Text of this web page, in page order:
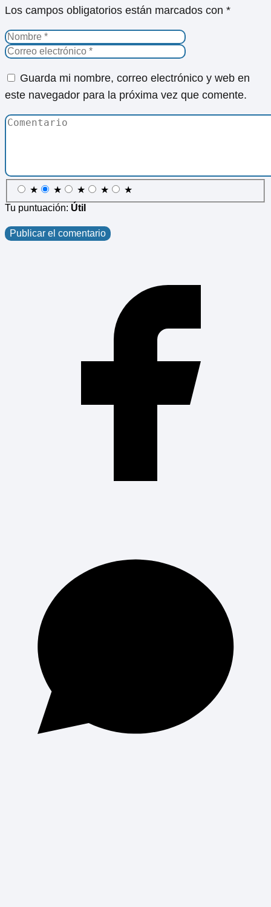
Los campos obligatorios están marcados con *
Guarda mi nombre, correo electrónico y web en
este navegador para la próxima vez que comente.
★ ★ ★ ★
★
Tu puntuación: Útil